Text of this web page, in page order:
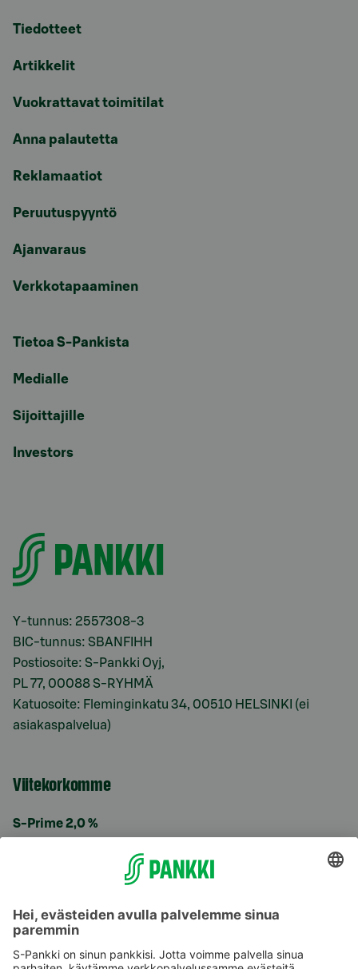
Tiedotteet
Artikkelit
Vuokrattavat toimitilat
Anna palautetta
Reklamaatiot
Peruutuspyyntö
Ajanvaraus
Verkkotapaaminen
Tietoa S-Pankista
Medialle
Sijoittajille
Investors
Y-tunnus: 2557308-3
BIC-tunnus: SBANFIHH
Postiosoite: S-Pankki Oyj,
PL 77, 00088 S-RYHMÄ
Katuosoite: Fleminginkatu 34, 00510 HELSINKI (ei
asiakaspalvelua)
Viitekorkomme
S-Prime 2,0 %